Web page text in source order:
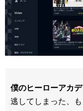
僕のヒーローアカ
逃してしまった、